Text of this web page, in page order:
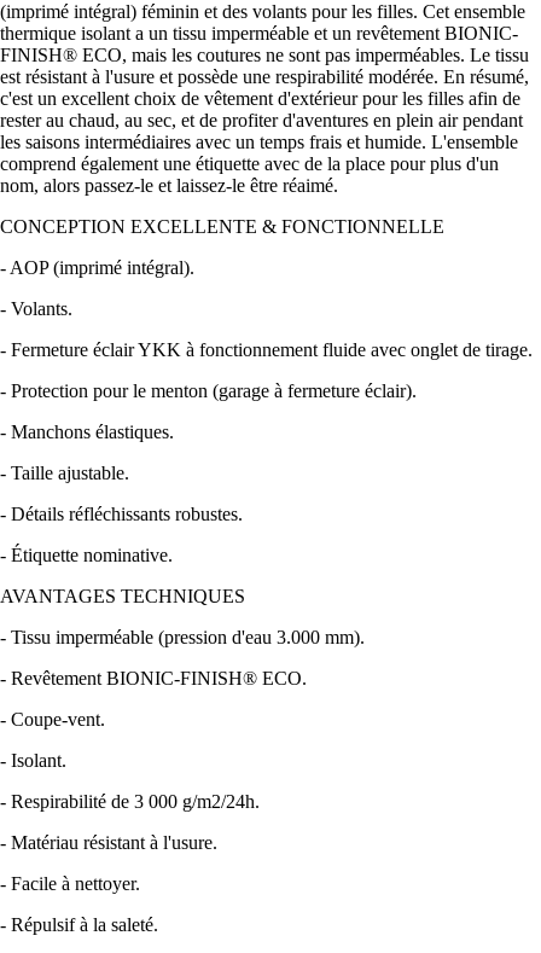
(imprimé intégral) féminin et des volants pour les filles. Cet ensemble
thermique isolant a un tissu imperméable et un revêtement BIONIC-
FINISH® ECO, mais les coutures ne sont pas imperméables. Le tissu
est résistant à l'usure et possède une respirabilité modérée. En résumé,
c'est un excellent choix de vêtement d'extérieur pour les filles afin de
rester au chaud, au sec, et de profiter d'aventures en plein air pendant
les saisons intermédiaires avec un temps frais et humide. L'ensemble
comprend également une étiquette avec de la place pour plus d'un
nom, alors passez-le et laissez-le être réaimé.
CONCEPTION EXCELLENTE & FONCTIONNELLE
- AOP (imprimé intégral).
- Volants.
- Fermeture éclair YKK à fonctionnement fluide avec onglet de tirage.
- Protection pour le menton (garage à fermeture éclair).
- Manchons élastiques.
- Taille ajustable.
- Détails réfléchissants robustes.
- Étiquette nominative.
AVANTAGES TECHNIQUES
- Tissu imperméable (pression d'eau 3.000 mm).
- Revêtement BIONIC-FINISH® ECO.
- Coupe-vent.
- Isolant.
- Respirabilité de 3 000 g/m2/24h.
- Matériau résistant à l'usure.
- Facile à nettoyer.
- Répulsif à la saleté.